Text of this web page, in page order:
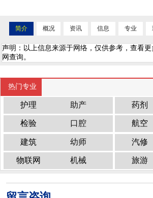
简介 概况 资讯 信息 专业
声明：以上信息来源于网络，仅供参考，查看
网查询。
热门专业
护理 助产 药剂
检验 口腔 航空
建筑 幼师 汽修
物联网 机械 旅游